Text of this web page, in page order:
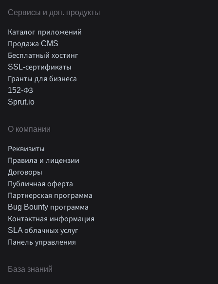
Cервисы и доп. продукты
Каталог приложений
Продажа CMS
Бесплатный хостинг
SSL-сертификаты
Гранты для бизнеса
152-ФЗ
Sprut.io
О компании
Реквизиты
Правила и лицензии
Договоры
Публичная оферта
Партнерская программа
Bug Bounty программа
Контактная информация
SLA облачных услуг
Панель управления
База знаний